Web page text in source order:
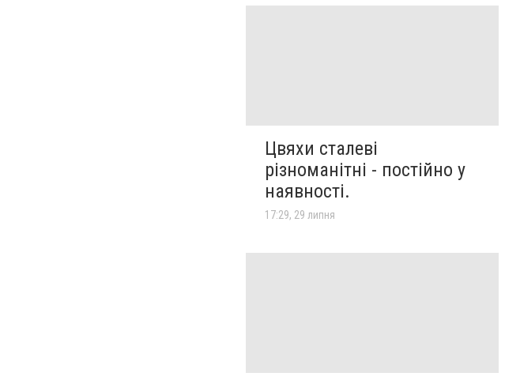
Цвяхи сталеві
різноманітні - постійно у
наявності.
17:29, 29 липня